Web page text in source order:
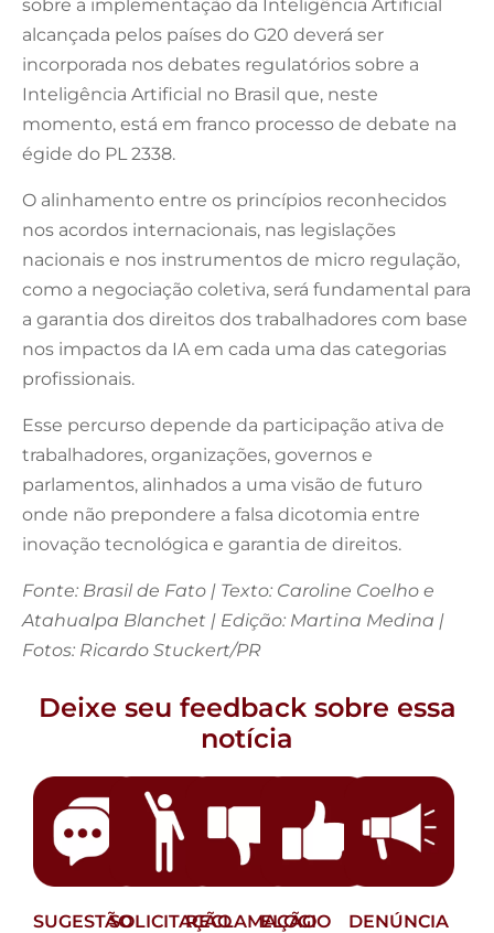
sobre a implementação da Inteligência Artificial
alcançada pelos países do G20 deverá ser
incorporada nos debates regulatórios sobre a
Inteligência Artificial no Brasil que, neste
momento, está em franco processo de debate na
égide do PL 2338.
O alinhamento entre os princípios reconhecidos
nos acordos internacionais, nas legislações
nacionais e nos instrumentos de micro regulação,
como a negociação coletiva, será fundamental para
a garantia dos direitos dos trabalhadores com base
nos impactos da IA em cada uma das categorias
profissionais.
Esse percurso depende da participação ativa de
trabalhadores, organizações, governos e
parlamentos, alinhados a uma visão de futuro
onde não prepondere a falsa dicotomia entre
inovação tecnológica e garantia de direitos.
Fonte: Brasil de Fato | Texto: Caroline Coelho e
Atahualpa Blanchet | Edição: Martina Medina |
Fotos: Ricardo Stuckert/PR
Deixe seu feedback sobre essa
notícia
SUGESTÃOSOLICITAÇÃORECLAMAÇÃO
ELOGIO DENÚNCIA